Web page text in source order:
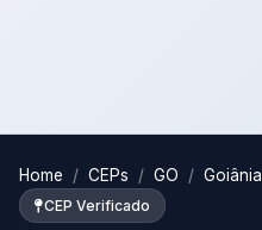
Home CEPs GO Goiânia
CEP Verificado